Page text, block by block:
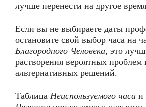
лучше перенести на другое
Если вы не выбираете даты
остановите свой выбор часа на
Благородного Человека, это
растворения вероятных проблем
альтернативных решений.
Таблица Неиспользуемого часа и